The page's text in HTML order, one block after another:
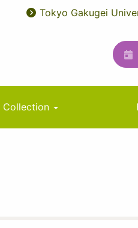
User
ユ
ィ
リ
テ
Tokyo Gakugei
Collection